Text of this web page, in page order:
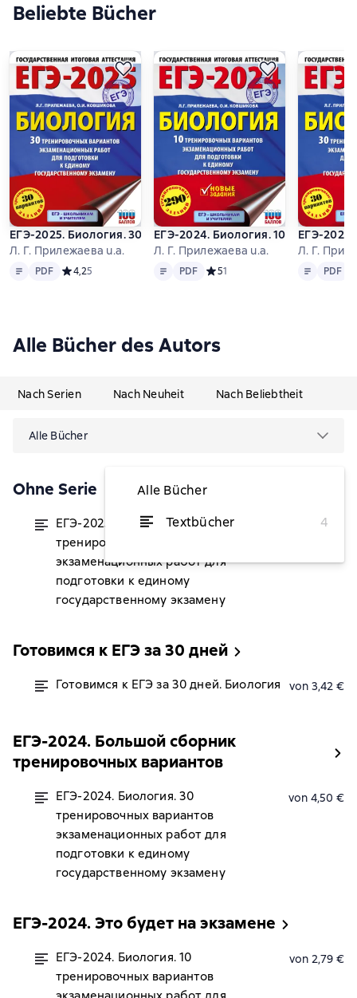
Beliebte Bücher
ЕГЭ-2025. Биология. 30 тренировочных вариантов
Л. Г. Прилежаева u.a.
Text PDF
PDF Средний рейтинг 4,2 на основе 5 оценок
4,25
ЕГЭ-2024. Биология. 10
Л. Г. Прилежаева u.a.
Text PDF
PDF Средний рейтинг 5 на основе 1
51
ЕГЭ-2024.
Л. Г.
Text PDF
PDF
Alle Bücher des Autors
Nach Serien Nach Neuheit Nach Beliebtheit
Alle Bücher
Alle Bücher
Textbücher
4
Ohne Serie
ЕГЭ-2025. Биология. 30
тренировочных вариантов
экзаменационных работ для
подготовки к единому
государственному экзамену
von 4,28 €
Готовимся к ЕГЭ за 30 дней
Готовимся к ЕГЭ за 30 дней. Биология von 3,42 €
ЕГЭ-2024. Большой сборник
тренировочных вариантов
ЕГЭ-2024. Биология. 30
тренировочных вариантов
экзаменационных работ для
подготовки к единому
государственному экзамену
von 4,50 €
ЕГЭ-2024. Это будет на экзамене
ЕГЭ-2024. Биология. 10
тренировочных вариантов
von 2,79 €